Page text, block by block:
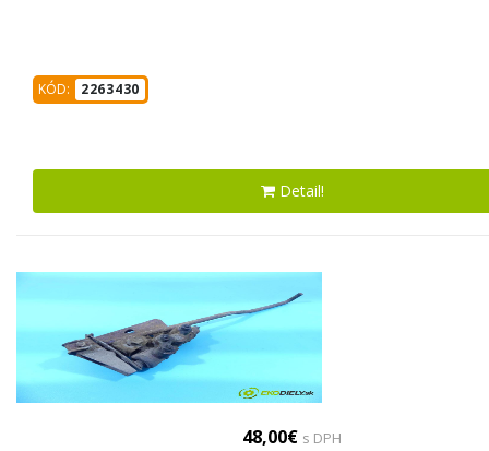
KÓD: 2263430
Detail!
48,00€ s DPH